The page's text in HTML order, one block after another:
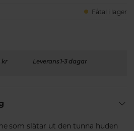
Fåtal i lager
kr Leverans 1-3 dagar
som slätar ut den tunna huden